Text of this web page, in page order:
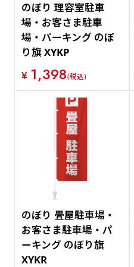
のぼり 理容室駐車
場・お客さま駐車
場・パーキング のぼ
り旗 XYKP
¥ 1,398(税込)
のぼり 畳屋駐車場・
お客さま駐車場・パ
ーキング のぼり旗
XYKR